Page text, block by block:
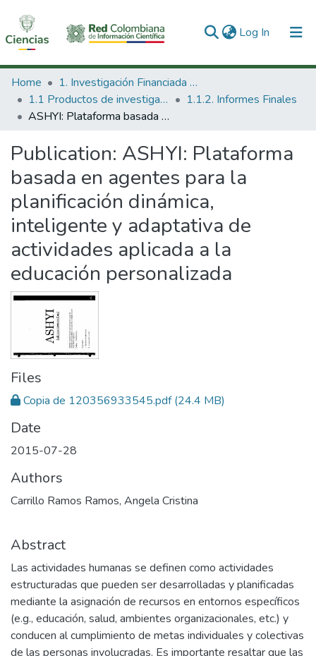
Log In (current)
Communities & Collections
All of DSpace
Home
1. Investigación Financiada con Recursos Públicos
1.1 Productos de investigación
1.1.2. Informes Finales
ASHYI: Plataforma basada en agentes para la planificación dinámica, inteligente y adaptativa de actividades aplicada a la educación personalizada
Publication: ASHYI: Plataforma
basada en agentes para la
planificación dinámica,
inteligente y adaptativa de
actividades aplicada a la
educación personalizada
Files
Copia de 120356933545.pdf(24.4 MB)
Date
2015-07-28
Authors
Carrillo Ramos Ramos, Angela Cristina
Abstract
Las actividades humanas se definen como actividades
estructuradas que pueden ser desarrolladas y planificadas
mediante la asignación de recursos en entornos específicos
(e.g., educación, salud, ambientes organizacionales, etc.) y
conducen al cumplimiento de metas individuales y colectivas
de las personas involucradas. Es importante resaltar que las